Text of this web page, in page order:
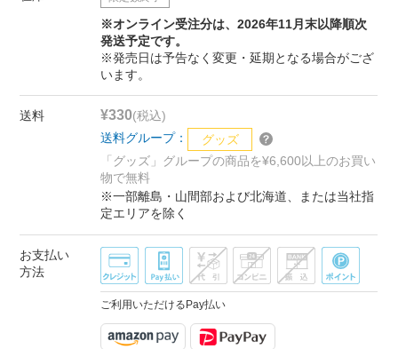
※オンライン受注分は、2026年11月末以降順次
発送予定です。
※発売日は予告なく変更・延期となる場合がござ
います。
送料 ¥330(税込)
送料グループ：
グッズ
「グッズ」グループの商品を¥6,600以上のお買い
物で無料
※一部離島・山間部および北海道、または当社指
定エリアを除く
お支払い
方法
ご利用いただけるPay払い